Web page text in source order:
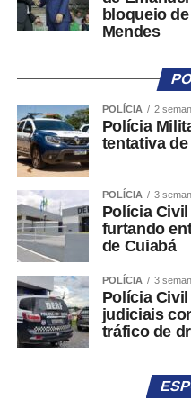
Antes do preenchimento
sobre quais condutas são
legislação eleitoral, de
selecionado. A medida
equivocados ou sem
A classificação sugerida
pelo próprio denunciante.
possível anexar fotos,
eletrônicos relacionados à
Após o envio, o sistema
para acompanhamento da
consultada tanto no
enviado ao e-mail
Encaminhamento para
bloqueio
Mendes
POLÍCIA 2
Polícia
tentativa
POLÍCIA 3
Polícia
furtando
de Cuiabá
POLÍCIA 3
Polícia
judiciais
tráfico de